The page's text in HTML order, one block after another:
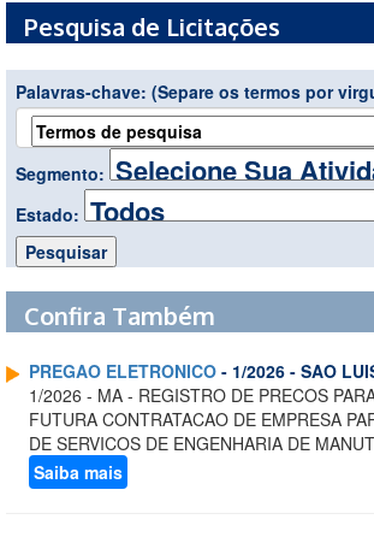
Pesquisa de Licitações
Palavras-chave: (Separe os termos por
Segmento:
Estado:
Confira Também
PREGAO ELETRONICO - 1/2026 - SAO
1/2026 - MA - REGISTRO DE PRECOS
FUTURA CONTRATACAO DE EMPRESA
DE SERVICOS DE ENGENHARIA DE
Saiba mais